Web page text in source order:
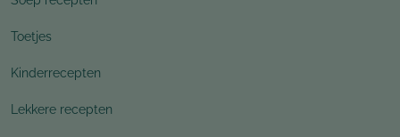
Toetjes
Kinderrecepten
Lekkere recepten